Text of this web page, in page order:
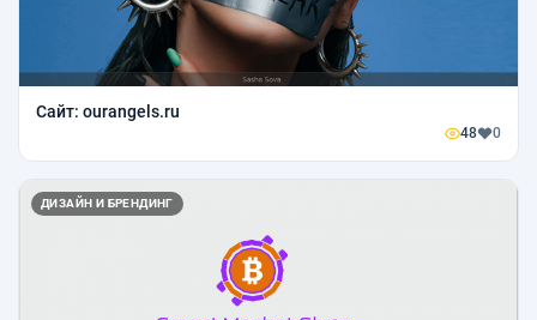
Сайт: ourangels.ru
48 0
ДИЗАЙН И БРЕНДИНГ